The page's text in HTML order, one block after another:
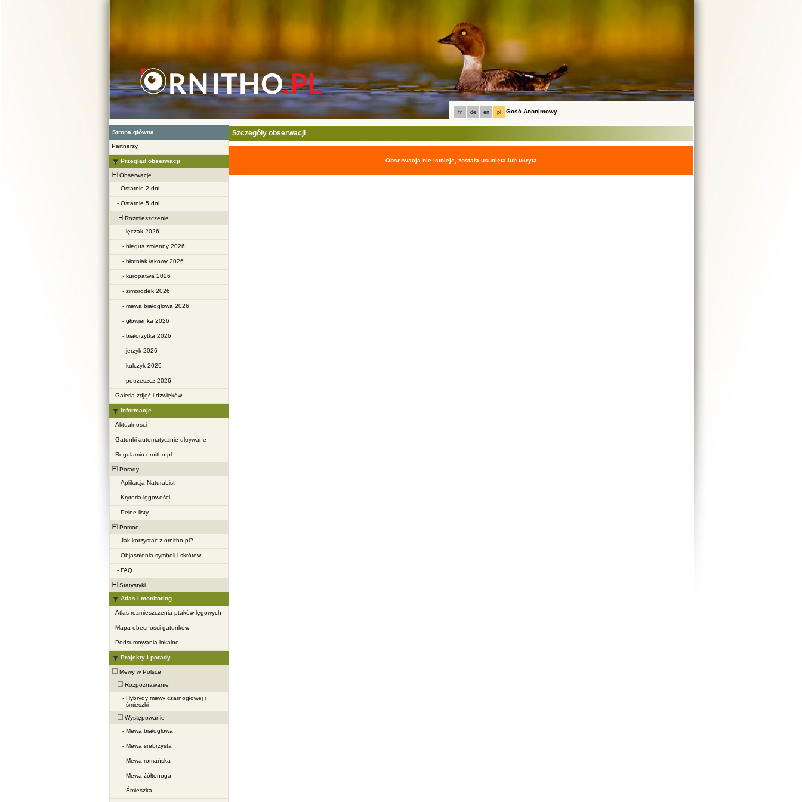
fr de en pl Gość Anonimowy
Strona główna
Partnerzy
Przegląd obserwacji
Obserwacje
- Ostatnie 2 dni
- Ostatnie 5 dni
Rozmieszczenie
- łęczak 2026
- biegus zmienny 2026
- błotniak łąkowy 2026
- kuropatwa 2026
- zimorodek 2026
- mewa białogłowa 2026
- głowienka 2026
- białorzytka 2026
- jerzyk 2026
- kulczyk 2026
- potrzeszcz 2026
- Galeria zdjęć i dźwięków
Informacje
- Aktualności
- Gatunki automatycznie ukrywane
- Regulamin ornitho.pl
Porady
- Aplikacja NaturaList
- Kryteria lęgowości
- Pełne listy
Pomoc
- Jak korzystać z ornitho.pl?
- Objaśnienia symboli i skrótów
- FAQ
Statystyki
Atlas i monitoring
- Atlas rozmieszczenia ptaków lęgowych
- Mapa obecności gatunków
- Podsumowania lokalne
Projekty i porady
Mewy w Polsce
Rozpoznawanie
- Hybrydy mewy czarnogłowej i
śmieszki
Występowanie
- Mewa białogłowa
- Mewa srebrzysta
- Mewa romańska
- Mewa żółtonoga
- Śmieszka
Szczegóły obserwacji
Obserwacja nie istnieje, została usunięta lub ukryta